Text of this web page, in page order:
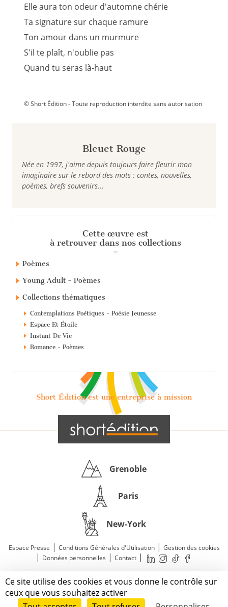
Ce site utilise des cookies et vous donne le contrôle sur
ceux que vous souhaitez activer
Bleuet Rouge
Née en 1997, j'aime depuis toujours faire fleurir mon
imaginaire sur le rebord des mots : contes, nouvelles,
poèmes, brefs souvenirs...
Cette œuvre est
à retrouver dans nos collections
Poèmes
Young Adult - Poèmes
Collections thématiques
Contemplations Poétiques - Poésie Jeunesse
Espace Et Étoile
Instant De Vie
Romance - Poèmes
Elle aura ton odeur d'automne chérie
Ta signature sur chaque ramure
Ton amour dans un murmure
S'il te plaît, n'oublie pas
Quand tu seras là-haut
© Short Édition - Toute reproduction interdite sans autorisation
Short Édition est une entreprise à mission
Grenoble
Paris
New-York
Espace Presse | Conditions Générales d'Utilisation| Gestion des cookies
| Données personnelles | Contact|
Mentions légales